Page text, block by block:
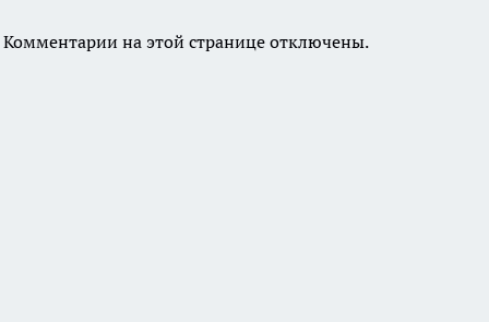
Комментарии на этой странице отключены.